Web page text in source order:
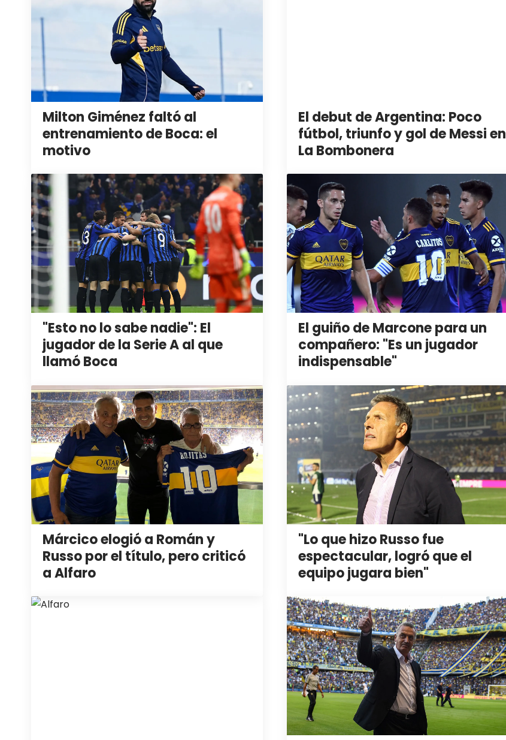
Milton Giménez faltó al
entrenamiento de Boca: el
motivo
El debut de Argentina: Poco
fútbol, triunfo y gol de Messi en
La Bombonera
"Esto no lo sabe nadie": El
jugador de la Serie A al que
llamó Boca
El guiño de Marcone para un
compañero: "Es un jugador
indispensable"
Márcico elogió a Román y
Russo por el título, pero criticó
a Alfaro
"Lo que hizo Russo fue
espectacular, logró que el
equipo jugara bien"